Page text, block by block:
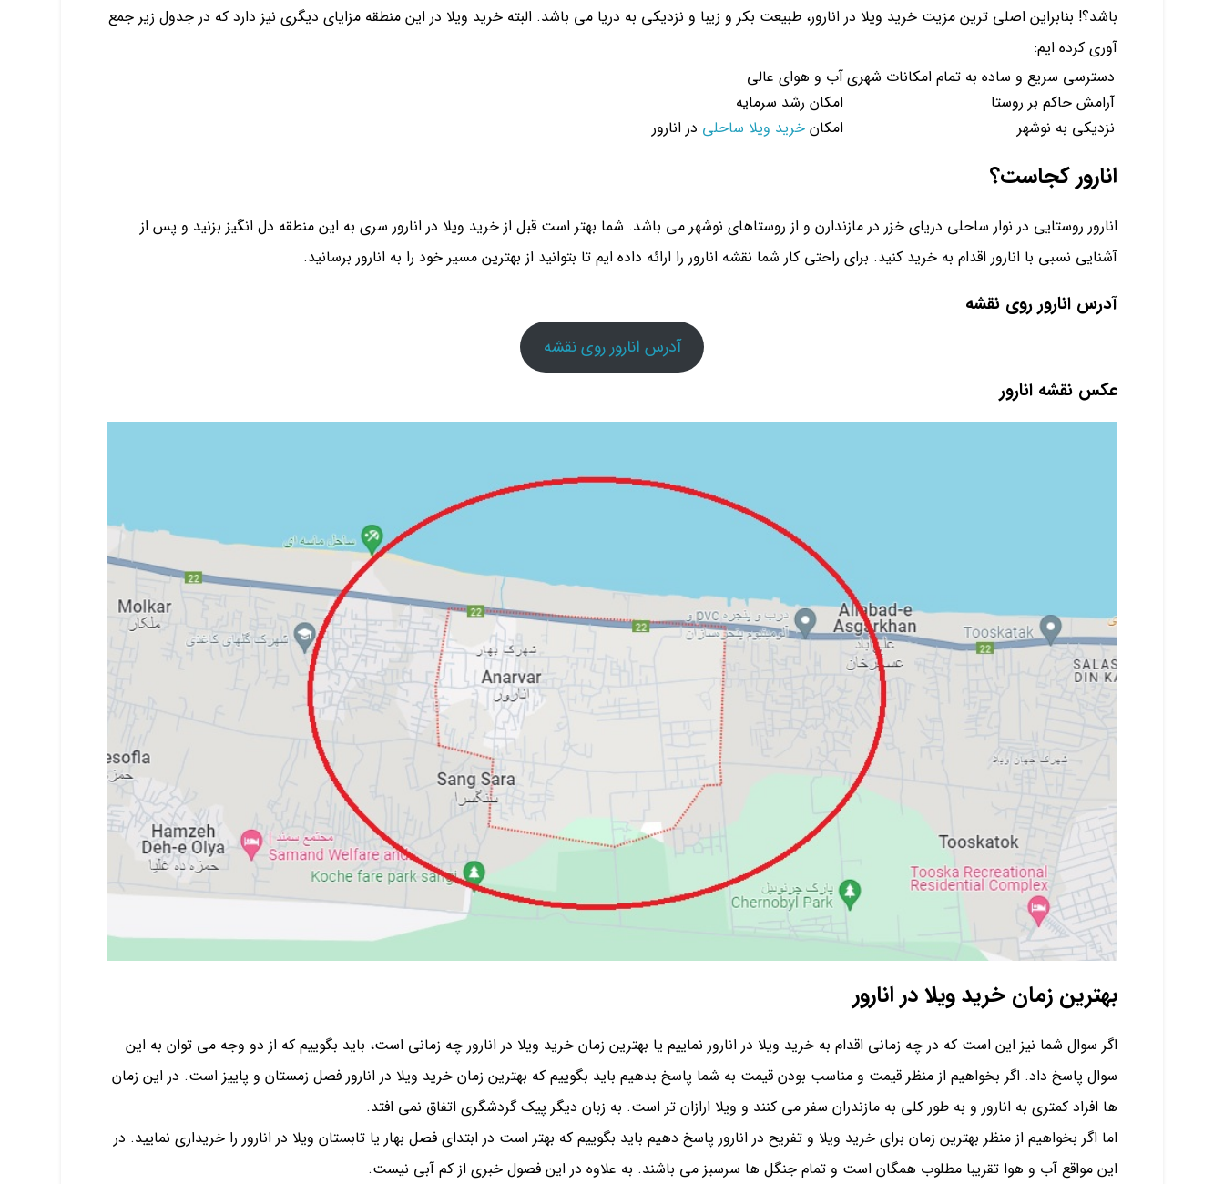
باشد؟! بنابراین اصلی ترین مزیت خرید ویلا در انارور، طبیعت بکر و زیبا و نزدیکی به دریا می باشد. البته خرید ویلا در این منطقه مزایای دیگری نیز دارد که در جدول زیر جمع
آوری کرده ایم:
دسترسی سریع و ساده به تمام امکانات شهریآب و هوای عالی
آرامش حاکم بر روستا
امکان رشد سرمایه
نزدیکی به نوشهر
امکانخرید ویلا ساحلی در انارور
انارور کجاست؟
انارور روستایی در نوار ساحلی دریای خزر در مازندارن و از روستاهای نوشهر می باشد. شما بهتر است قبل از خرید ویلا در انارور سری به این منطقه دل انگیز بزنید و پس از
آشنایی نسبی با انارور اقدام به خرید کنید. برای راحتی کار شما نقشه انارور را ارائه داده ایم تا بتوانید از بهترین مسیر خود را به انارور برسانید.
آدرس انارور روی نقشه
آدرس انارور روی نقشه
عکس نقشه انارور
بهترین زمان خرید ویلا در انارور
اگر سوال شما نیز این است که در چه زمانی اقدام به خرید ویلا در انارور نماییم یا بهترین زمان خرید ویلا در انارور چه زمانی است، باید بگوییم که از دو وجه می توان به این
سوال پاسخ داد. اگر بخواهیم از منظر قیمت و مناسب بودن قیمت به شما پاسخ بدهیم باید بگوییم که بهترین زمان خرید ویلا در انارور فصل زمستان و پاییز است. در این زمان
ها افراد کمتری به انارور و به طور کلی به مازندران سفر می کنند و ویلا ارازان تر است. به زبان دیگر پیک گردشگری اتفاق نمی افتد.
اما اگر بخواهیم از منظر بهترین زمان برای خرید ویلا و تفریح در انارور پاسخ دهیم باید بگوییم که بهتر است در ابتدای فصل بهار یا تابستان ویلا در انارور را خریداری نمایید. در
این مواقع آب و هوا تقریبا مطلوب همگان است و تمام جنگل ها سرسبز می باشند. به علاوه در این فصول خبری از کم آبی نیست.